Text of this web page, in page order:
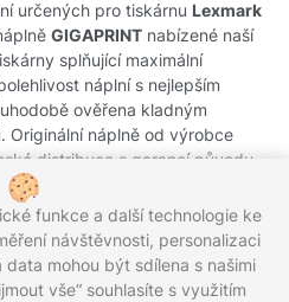
určených pro tiskárnu Lexmark
GIGAPRINT nabízené naší
splňující maximální
náplní s nejlepším
ověřena kladným
Originální náplně od výrobce
distribuce s garancí původu.
náplní do Vaší tiskárny, obraťte
Vám rádi pomůžeme.
funkce a další technologie ke
návštěvnosti, personalizaci
mohou být sdílena s našimi
vše“ souhlasíte s využitím